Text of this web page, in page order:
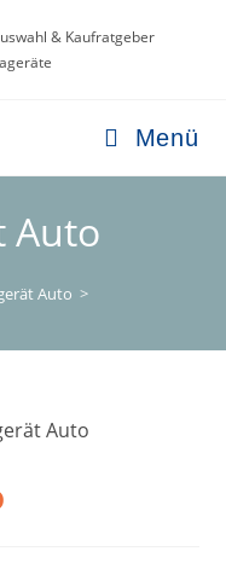
& Kaufratgeber
Menü
Auto
Auto >